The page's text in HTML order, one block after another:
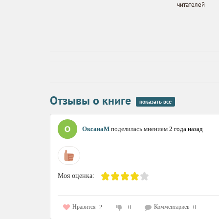
читателей
Отзывы о книге показать все
ОксанаМ поделилась мнением 2 года назад
Моя оценка:
Нравится 2 0 Комментариев 0